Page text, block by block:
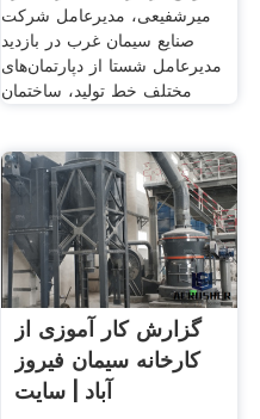
میرشفیعی، مدیرعامل شرکت
صنایع سیمان غرب در بازدید
مدیرعامل شستا از دپارتمان‌های
مختلف خط تولید، ساختمان
گزارش کار آموزی از
کارخانه سیمان فیروز
آباد | سایت